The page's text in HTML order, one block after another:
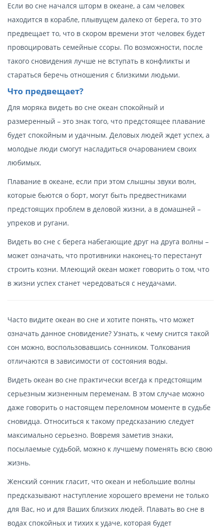
Если во сне начался шторм в океане, а сам человек
находится в корабле, плывущем далеко от берега, то это
предвещает то, что в скором времени этот человек будет
провоцировать семейные ссоры. По возможности, после
такого сновидения лучше не вступать в конфликты и
стараться беречь отношения с близкими людьми.
Что предвещает?
Для моряка видеть во сне океан спокойный и
размеренный – это знак того, что предстоящее плавание
будет спокойным и удачным. Деловых людей ждет успех, а
молодые люди смогут насладиться очарованием своих
любимых.
Плавание в океане, если при этом слышны звуки волн,
которые бьются о борт, могут быть предвестниками
предстоящих проблем в деловой жизни, а в домашней –
упреков и ругани.
Видеть во сне с берега набегающие друг на друга волны –
может означать, что противники наконец-то перестанут
строить козни. Млеющий океан может говорить о том, что
в жизни успех станет чередоваться с неудачами.
Часто видите океан во сне и хотите понять, что может
означать данное сновидение? Узнать, к чему снится такой
сон можно, воспользовавшись сонником. Толкования
отличаются в зависимости от состояния воды.
Видеть океан во сне практически всегда к предстоящим
серьезным жизненным переменам. В этом случае можно
даже говорить о настоящем переломном моменте в судьбе
сновидца. Относиться к такому предсказанию следует
максимально серьезно. Вовремя заметив знаки,
посылаемые судьбой, можно к лучшему поменять всю свою
жизнь.
Женский сонник гласит, что океан и небольшие волны
предсказывают наступление хорошего времени не только
для Вас, но и для Ваших близких людей. Плавать во сне в
водах спокойных и тихих к удаче, которая будет